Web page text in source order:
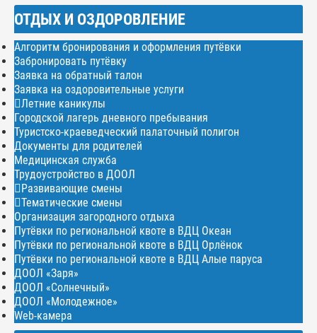
ОТДЫХ И ОЗДОРОВЛЕНИЕ
Алгоритм бронирования и оформления путёвки
Забронировать путёвку
Заявка на обратный талон
Заявка на оздоровительные услуги
Летние каникулы
Городской лагерь дневного пребывания
Туристско-краеведческий палаточный полигон
Документы для родителей
Медицинская служба
Трудоустройство в ДООЛ
Развивающие смены
Тематические смены
Организация загородного отдыха
Путёвки по региональной квоте в ВДЦ Океан
Путёвки по региональной квоте в ВДЦ Орлёнок
Путёвки по региональной квоте в ВДЦ Алые паруса
ДООЛ «Заря»
ДООЛ «Солнечный»
ДООЛ «Молодежное»
Web-камера